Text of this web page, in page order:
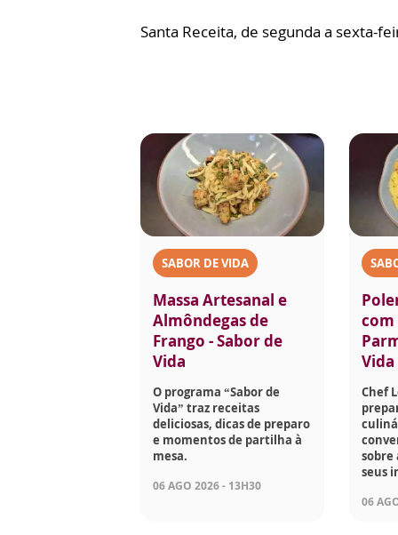
Santa Receita, de segunda a sexta-
SABOR DE VIDA
Massa Artesanal e
Almôndegas de
Frango - Sabor de
Vida
O programa “Sabor de
Vida” traz receitas
deliciosas, dicas de preparo
e momentos de partilha à
mesa.
06 AGO 2026 - 13H30
com
Vida
Chef
sobre
seus
06